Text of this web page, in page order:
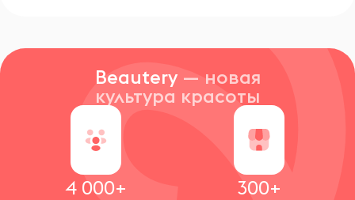
Beautery — новая
культура красоты
4 000+ 300+